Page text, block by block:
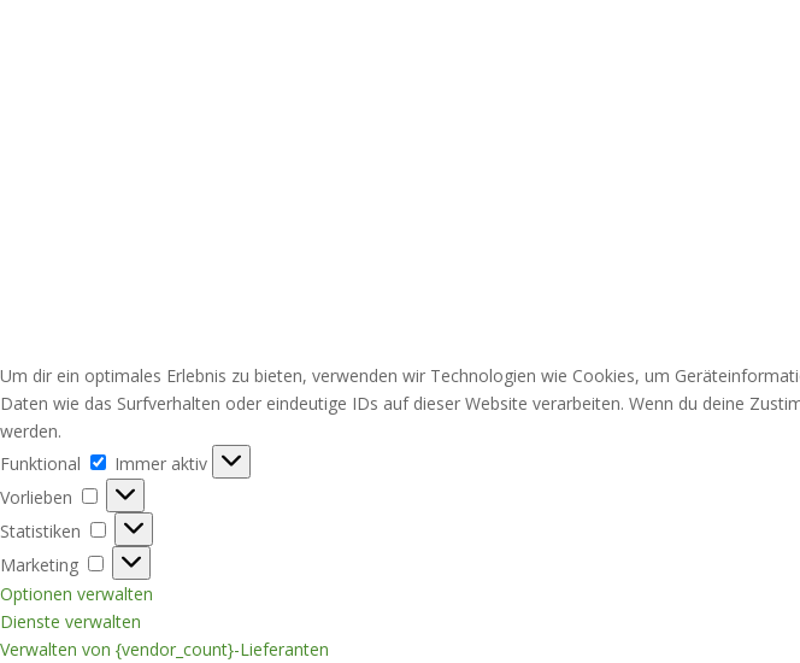
Um dir ein optimales Erlebnis zu bieten, verwenden wir Technologien wie Cookies, um
Daten wie das Surfverhalten oder eindeutige IDs auf dieser Website verarbeiten. Wenn du deine
werden.
Funktional
Funktional
Immer aktiv
Vorlieben
Vorlieben
Statistiken
Statistiken
Marketing
Marketing
Optionen verwalten
Dienste verwalten
Verwalten von {vendor_count}-Lieferanten